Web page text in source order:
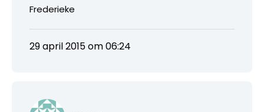
Frederieke
29 april 2015 om 06:24